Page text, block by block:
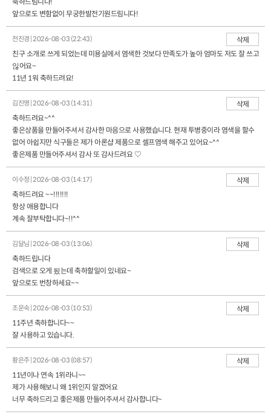
앞으로도 변함없이 무궁한발전기원드림니다!
전진경 | 2026-08-03 (22:43)
삭제
친구 소개로 쓰게 되었는데 미용실에서 염색한 것보다 만족도가 높아 엄마도 저도 잘 쓰고
읺어요~
11년 1워 축하드려요!
김진영 | 2026-08-03 (14:31)
삭제
축하드려요~^^
좋은상품을 만들어주셔서 감사한 마음으로 사용했습니다. 현재 투병중이라 염색을 할수
없어 아쉽지만 식구들은 제가 아론샵 제품으로 셀프염색 해주고 있어요~^^
좋은제품 만들어주셔서 감사 또 감사드려요 ♡
이수정 | 2026-08-03 (14:17)
삭제
축하드려요 ~~!!!!!!!
항상 애용합니다
계속 잘부탁합니다~!!^^
김달님 | 2026-08-03 (13:06)
삭제
축하드립니다
검색으로 오게 됬는데 축하할일이 있네요~
앞으로도 번창하세요~~
조문숙 | 2026-08-03 (10:53)
삭제
11주년 축하합니다~~
잘 사용하고 있습니다.
황은주 | 2026-08-03 (08:57)
삭제
11년이나 연속 1위라니~~
제가 사용해보니 왜 1위인지 알겠어요
너무 축하드리고 좋은제품 만들어주셔서 감사합니다~